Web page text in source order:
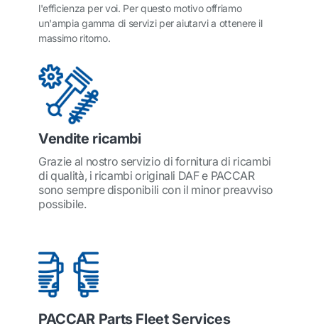
l'efficienza per voi. Per questo motivo offriamo
un'ampia gamma di servizi per aiutarvi a ottenere il
massimo ritorno.
Vendite ricambi
Grazie al nostro servizio di fornitura di ricambi
di qualità, i ricambi originali DAF e PACCAR
sono sempre disponibili con il minor preavviso
possibile.
PACCAR Parts Fleet Services